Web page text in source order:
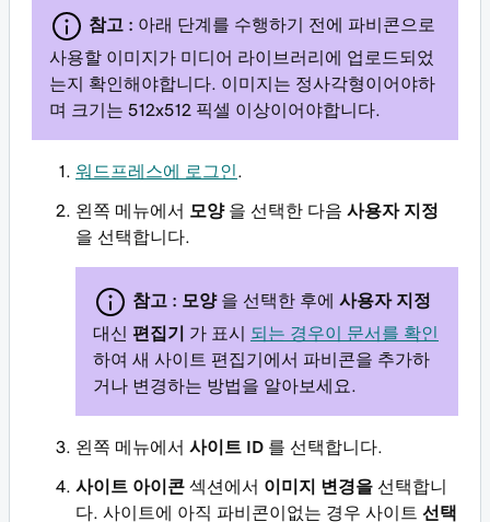
참고 : 아래 단계를 수행하기 전에 파비콘으로
사용할 이미지가 미디어 라이브러리에 업로드되었
는지 확인해야합니다. 이미지는 정사각형이어야하
며 크기는 512x512 픽셀 이상이어야합니다.
워드프레스에 로그인
왼쪽 메뉴에서 모양을 선택한 다음 사용자 지정
을 선택합니다.
참고 : 모양을 선택한 후에 사용자 지정
대신 편집기 가 표시 되는 경우이 문서를 확인
하여 새 사이트 편집기에서 파비콘을 추가하
거나 변경하는 방법을 알아보세요.
왼쪽 메뉴에서 사이트 ID 를 선택합니다.
사이트 아이콘 섹션에서 이미지 변경을 선택합니
다. 사이트에 아직 파비콘이없는 경우 사이트 선택